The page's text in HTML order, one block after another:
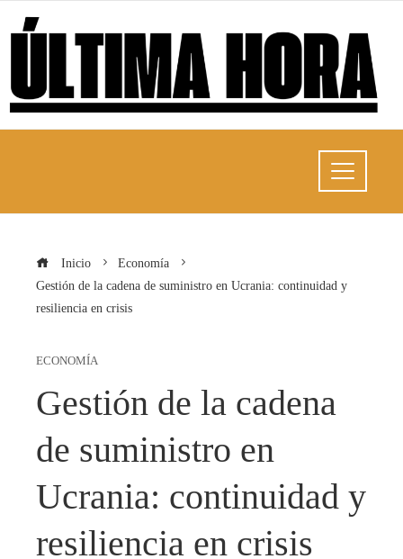
Inicio
Economía
Gestión de la cadena de suministro en Ucrania: continuidad y
resiliencia en crisis
ECONOMÍA
Gestión de la cadena
de suministro en
Ucrania: continuidad y
resiliencia en crisis